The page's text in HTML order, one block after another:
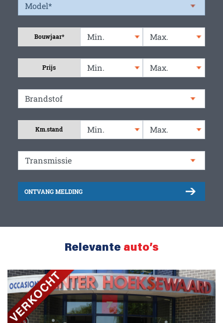
Bouwjaar*
Prijs
Km.stand
ONTVANG MELDING
Relevante auto’s